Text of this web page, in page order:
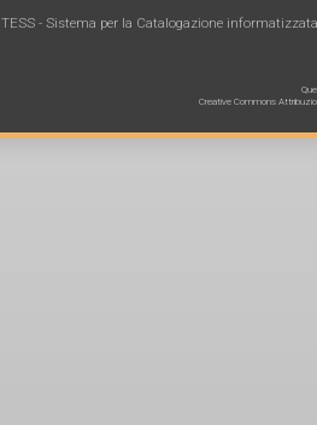
TESS - Sistema per la Catalogazione
Creative Commons